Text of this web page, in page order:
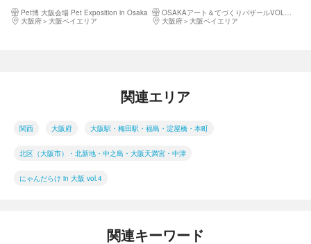
Pet博 大阪会場 Pet Exposition in Osaka
大阪府
大阪ベイエリア
（9/19～9/22）
OSAKAアート＆てづくりバザールVOL.52
大阪府
大阪ベイエリア
関連エリア
関西 大阪府 大阪駅・梅田駅・福島・淀屋橋・本町
北区（大阪市）・北新地・中之島・大阪天満宮・中津
にゃんだらけ in 大阪 vol.4
関連キーワード